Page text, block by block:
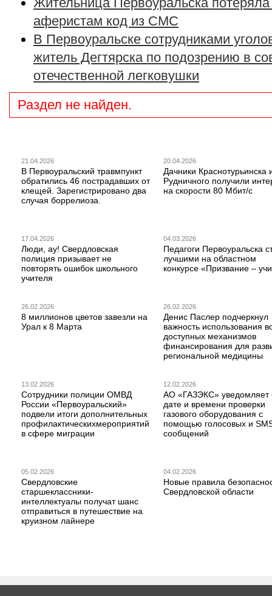
аферистам код из СМС
В Первоуральске сотрудниками
житель Дегтярска по подозрению в
отечественной легковушки
Раздел не найден.
21.04.2026
В Первоуральский травмпункт
обратились 46 пострадавших от
клещей. Зарегистрировано два
случая боррелиоза.
20.04.2026
Дачники Краснотурьинска
Рудничного получили
на скорости 80 Мбит/с
17.04.2026
Люди, ау! Свердловская
полиция призывает не
повторять ошибок школьного
учителя
04.03.2026
Педагоги Первоуральска
лучшими на областном
конкурсе «Призвание –
26.02.2026
8 миллионов цветов завезли на
Урал к 8 Марта
26.02.2026
Денис Паслер подчеркнул
важность использования
доступных механизмов
финансирования для
региональной медицины
13.02.2026
Сотрудники полиции ОМВД
России «Первоуральский»
подвели итоги дополнительных
профилактическихмероприятий
в сфере миграции
12.02.2026
АО «ГАЗЭКС» уведомляет
дате и времени проверки
газового оборудования с
помощью голосовых и
сообщений
05.02.2026
Свердловские
старшеклассники-
интеллектуалы получат шанс
отправиться в путешествие на
круизном лайнере
04.02.2026
Новые правила
Свердловской области